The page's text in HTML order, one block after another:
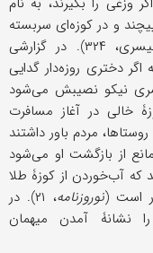
و در کوزه‌ای سربسته
اندازند، شخص بدخواه اصلاح می‌شود (دنیسری، ۳۲۴). در گزارشی
دختری روزه‌دار گدایی
نیکو نصیبش می‌شود
خالی در آغاز مسافرت
شهرها و روستاها، مردم باور داشتند
از بازگشت او می‌شود
باور بودند که آب‌خوردن از کوزۀ طلا
است (نوروزنامه
، ۲۱). در
نشانۀ آمدن میهمان